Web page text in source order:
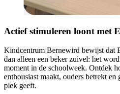
Actief stimuleren loont met
Kindcentrum Bernewird bewijst dat
dan alleen een beker zuivel: het
moment in de schoolweek. Ontdek
enthousiast maakt, ouders betrekt en
plek geeft.